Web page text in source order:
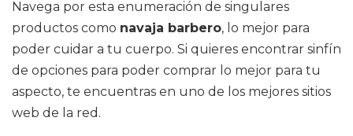
Navega por esta enumeración de singulares
productos como navaja barbero, lo mejor para
poder cuidar a tu cuerpo. Si quieres encontrar sinfín
de opciones para poder comprar lo mejor para tu
aspecto, te encuentras en uno de los mejores sitios
web de la red.